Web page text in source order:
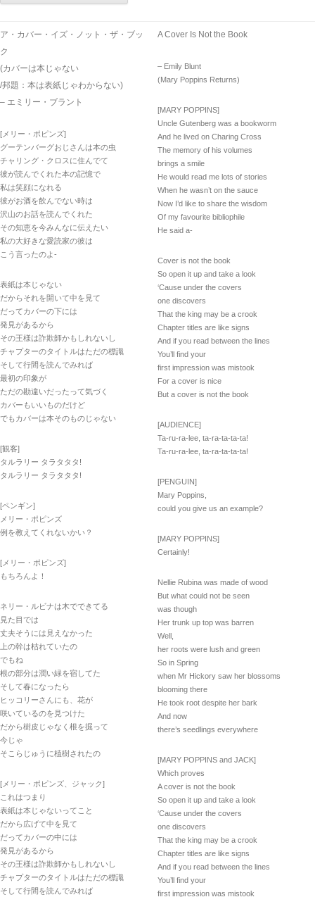
ア・カバー・イズ・ノット・ザ・ブッ
ク
(カバーは本じゃない
/邦題：本は表紙じゃわからない)
– エミリー・ブラント
[メリー・ポピンズ]
グーテンバーグおじさんは本の虫
チャリング・クロスに住んでて
彼が読んでくれた本の記憶で
私は笑顔になれる
彼がお酒を飲んでない時は
沢山のお話を読んでくれた
その知恵を今みんなに伝えたい
私の大好きな愛読家の彼は
こう言ったのよ-
表紙は本じゃない
だからそれを開いて中を見て
だってカバーの下には
発見があるから
その王様は詐欺師かもしれないし
チャプターのタイトルはただの標識
そして行間を読んでみれば
最初の印象が
ただの勘違いだったって気づく
カバーもいいものだけど
でもカバーは本そのものじゃない
[観客]
タルラリー タラタタタ!
タルラリー タラタタタ!
[ペンギン]
メリー・ポピンズ
例を教えてくれないかい？
[メリー・ポピンズ]
もちろんよ！
ネリー・ルビナは木でできてる
見た目では
丈夫そうには見えなかった
上の幹は枯れていたの
でもね
根の部分は潤い緑を宿してた
そして春になったら
ヒッコリーさんにも、花が
咲いているのを見つけた
だから樹皮じゃなく根を掘って
今じゃ
そこらじゅうに植樹されたの
[メリー・ポピンズ、ジャック]
これはつまり
表紙は本じゃないってこと
だから広げて中を見て
だってカバーの中には
発見があるから
その王様は詐欺師かもしれないし
チャプターのタイトルはただの標識
そして行間を読んでみれば
A Cover Is Not the Book
– Emily Blunt
(Mary Poppins Returns)
[MARY POPPINS]
Uncle Gutenberg was a bookworm
And he lived on Charing Cross
The memory of his volumes
brings a smile
He would read me lots of stories
When he wasn’t on the sauce
Now I’d like to share the wisdom
Of my favourite bibliophile
He said a-
Cover is not the book
So open it up and take a look
‘Cause under the covers
one discovers
That the king may be a crook
Chapter titles are like signs
And if you read between the lines
You’ll find your
first impression was mistook
For a cover is nice
But a cover is not the book
[AUDIENCE]
Ta-ru-ra-lee, ta-ra-ta-ta-ta!
Ta-ru-ra-lee, ta-ra-ta-ta-ta!
[PENGUIN]
Mary Poppins,
could you give us an example?
[MARY POPPINS]
Certainly!
Nellie Rubina was made of wood
But what could not be seen
was though
Her trunk up top was barren
Well,
her roots were lush and green
So in Spring
when Mr Hickory saw her blossoms
blooming there
He took root despite her bark
And now
there’s seedlings everywhere
[MARY POPPINS and JACK]
Which proves
A cover is not the book
So open it up and take a look
‘Cause under the covers
one discovers
That the king may be a crook
Chapter titles are like signs
And if you read between the lines
You’ll find your
first impression was mistook